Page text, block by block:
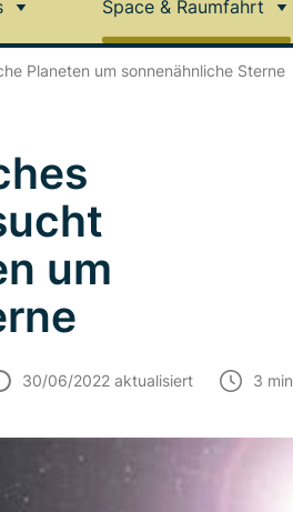
Space & Raumfahrt
Planeten um sonnenähnliche Sterne
um
30/06/2022 aktualisiert 3 min